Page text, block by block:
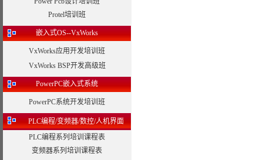
Protel培训班
嵌入式OS--VxWorks
VxWorks应用开发培训班
VxWorks BSP开发高级班
PowerPC嵌入式系统
PowerPC系统开发培训班
PLC编程/变频器/数控/人机界面
PLC编程系列培训课程表
变频器系列培训课程表